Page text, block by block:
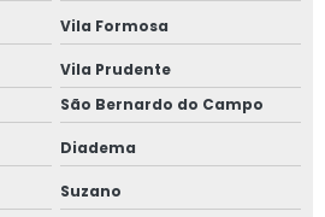
agrícolas
agrícolas
de maquinários agrícolas
de máquinas agrícolas
Vila Formosa
Vila Prudente
São Bernardo do Campo
Diadema
Suzano